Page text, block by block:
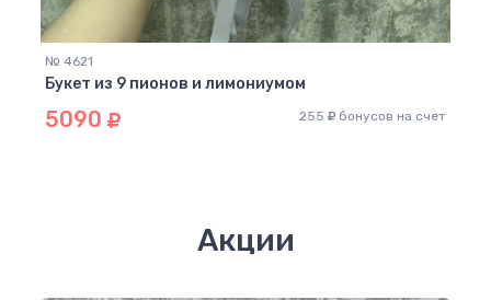
№ 4621
Букет из 9 пионов и лимониумом
5090 255 бонусов на счет
Акции